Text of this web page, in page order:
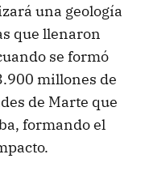
una geología
que llenaron
se formó
millones de
de Marte que
formando el